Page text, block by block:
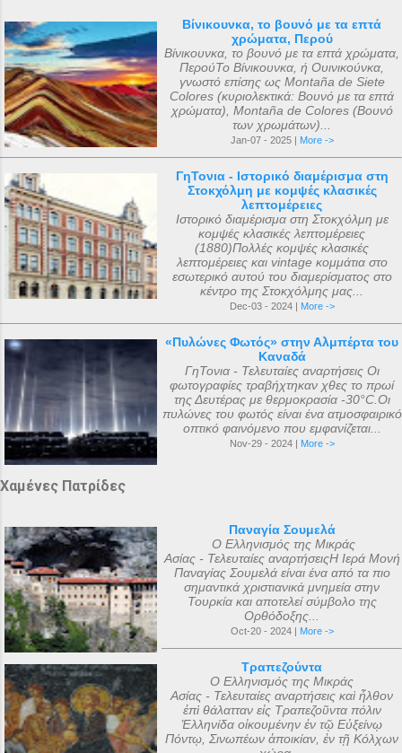
Βίνικουνκα, το βουνό με τα επτά
χρώματα, Περού
Βίνικουνκα, το βουνό με τα επτά χρώματα,
ΠερούΤο Βίνικουνκα, ή Ουινικούνκα,
γνωστό επίσης ως Montaña de Siete
Colores (κυριολεκτικά: Βουνό με τα επτά
χρώματα), Montaña de Colores (Βουνό
των χρωμάτων)...
Jan-07 - 2025 | More ->
ΓηΤονια - Ιστορικό διαμέρισμα στη
Στοκχόλμη με κομψές κλασικές
λεπτομέρειες
Ιστορικό διαμέρισμα στη Στοκχόλμη με
κομψές κλασικές λεπτομέρειες
(1880)Πολλές κομψές κλασικές
λεπτομέρειες και vintage κομμάτια στο
εσωτερικό αυτού του διαμερίσματος στο
κέντρο της Στοκχόλμης μας...
Dec-03 - 2024 | More ->
«Πυλώνες Φωτός» στην Αλμπέρτα του
Καναδά
ΓηΤονια - Τελευταίες αναρτήσεις Οι
φωτογραφίες τραβήχτηκαν χθες το πρωί
της Δευτέρας με θερμοκρασία -30°C.Οι
πυλώνες του φωτός είναι ένα ατμοσφαιρικό
οπτικό φαινόμενο που εμφανίζεται...
Nov-29 - 2024 | More ->
Χαμένες Πατρίδες
Παναγία Σουμελά
Ο Ελληνισμός της Μικράς
Ασίας - Τελευταίες αναρτήσειςΗ Ιερά Μονή
Παναγίας Σουμελά είναι ένα από τα πιο
σημαντικά χριστιανικά μνημεία στην
Τουρκία και αποτελεί σύμβολο της
Ορθόδοξης...
Oct-20 - 2024 | More ->
Τραπεζούντα
Ο Ελληνισμός της Μικράς
Ασίας - Τελευταίες αναρτήσεις καὶ ἦλθον
ἐπὶ θάλατταν εἰς Τραπεζοῦντα πόλιν
Ἑλληνίδα οἰκουμένην ἐν τῷ Εὐξείνῳ
Πόντῳ, Σινωπέων ἀποικίαν, ἐν τῇ Κόλχων